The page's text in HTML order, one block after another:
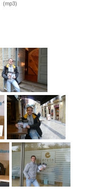
(mp3)